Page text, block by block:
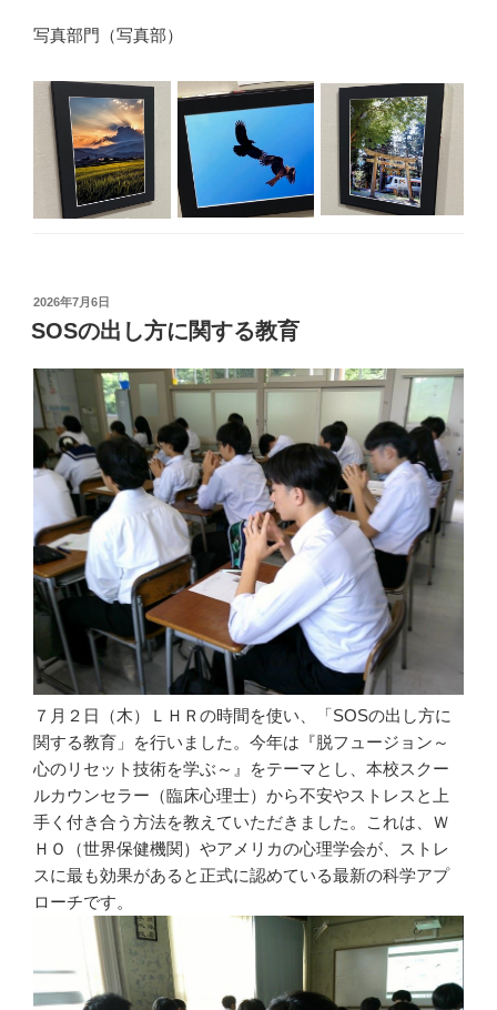
写真部門（写真部）
投
稿
日:
2026年7月6日
SOSの出し方に関する教育
７月２日（木）ＬＨＲの時間を使い、「SOSの出し方に
関する教育」を行いました。今年は『脱フュージョン～
心のリセット技術を学ぶ～』をテーマとし、本校スクー
ルカウンセラー（臨床心理士）から不安やストレスと上
手く付き合う方法を教えていただきました。これは、Ｗ
ＨＯ（世界保健機関）やアメリカの心理学会が、ストレ
スに最も効果があると正式に認めている最新の科学アプ
ローチです。